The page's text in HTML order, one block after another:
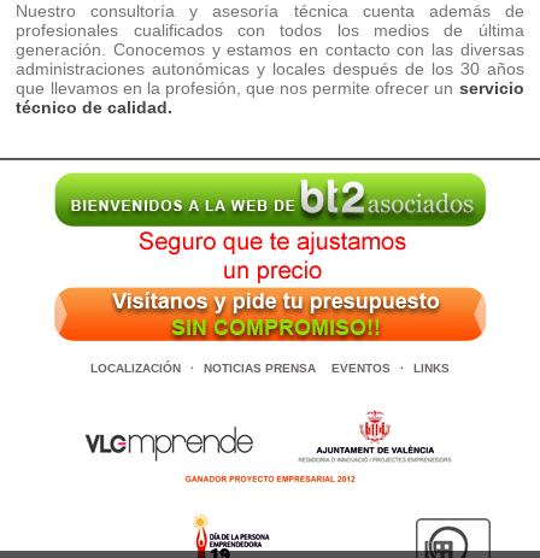
Nuestro consultoría y asesoría técnica cuenta además de
profesionales cualificados con todos los medios de última
generación. Conocemos y estamos en contacto con las diversas
administraciones autonómicas y locales después de los 30 años
que llevamos en la profesión, que nos permite ofrecer un servicio
técnico de calidad.
LOCALIZACIÓN · NOTICIAS PRENSA EVENTOS · LINKS